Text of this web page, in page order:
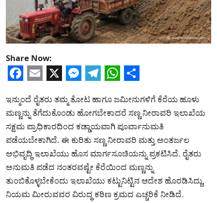
Share Now:
ಇನ್ಮುಂದೆ ರೈತರು ತಮ್ಮ ತೋಟ ಹಾಗೂ ಜಮೀನುಗಳಿಗೆ ಕೆರೆಯ ಹೂಳು
ಮಣ್ಣನ್ನು ತೆಗೆದುಕೊಂಡು ಹೋಗಬೇಕಾದರೆ ಸಣ್ಣ ನೀರಾವರಿ ಇಲಾಖೆಯ
ಸಕ್ಷಮ ಪ್ರಾಧಿಕಾರದಿಂದ ಕಡ್ಡಾಯವಾಗಿ ಪೂರ್ವಾನುಮತಿ
ಪಡೆಯಬೇಕಾಗಿದೆ. ಈ ಕುರಿತು ಸಣ್ಣ ನೀರಾವರಿ ಮತ್ತು ಅಂತರ್ಜಲ
ಅಭಿವೃದ್ಧಿ ಇಲಾಖೆಯು ಹೊಸ ಮಾರ್ಗಸೂಚಿಯನ್ನು ಪ್ರಕಟಿಸಿದೆ. ರೈತರು
ಅನುಮತಿ ಪಡೆದ ನಂತರವಷ್ಟೇ ಕೆರೆಯಿಂದ ಮಣ್ಣನ್ನು
ತುಂಬಿಕೊಳ್ಳಬೇಕೆಂದು ಇಲಾಖೆಯು ಕಟ್ಟುನಿಟ್ಟಿನ ಆದೇಶ ಹೊರಡಿಸಿದ್ದು,
ನಿಯಮ ಮೀರುವವರ ವಿರುದ್ಧ ಕಠಿಣ ಕ್ರಮದ ಎಚ್ಚರಿಕೆ ನೀಡಿದೆ.